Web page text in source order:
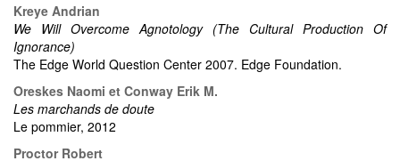
Kreye Andrian
We Will Overcome Agnotology (The Cultural Production Of
Ignorance)
The Edge World Question Center 2007. Edge Foundation.
Oreskes Naomi et Conway Erik M.
Les marchands de doute
Le pommier, 2012
Proctor Robert